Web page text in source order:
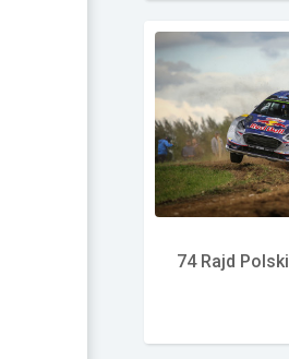
74 Rajd Polski